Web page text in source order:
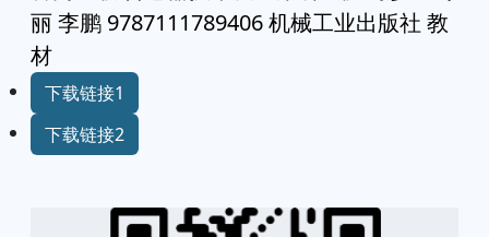
丽 李鹏 9787111789406 机械工业出版社 教
材
下载链接1
下载链接2